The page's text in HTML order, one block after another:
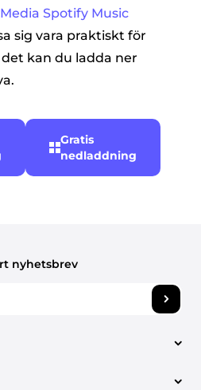
Spotify Music
sig vara praktiskt för
kan du ladda ner
Gratis
nedladdning
nyhetsbrev